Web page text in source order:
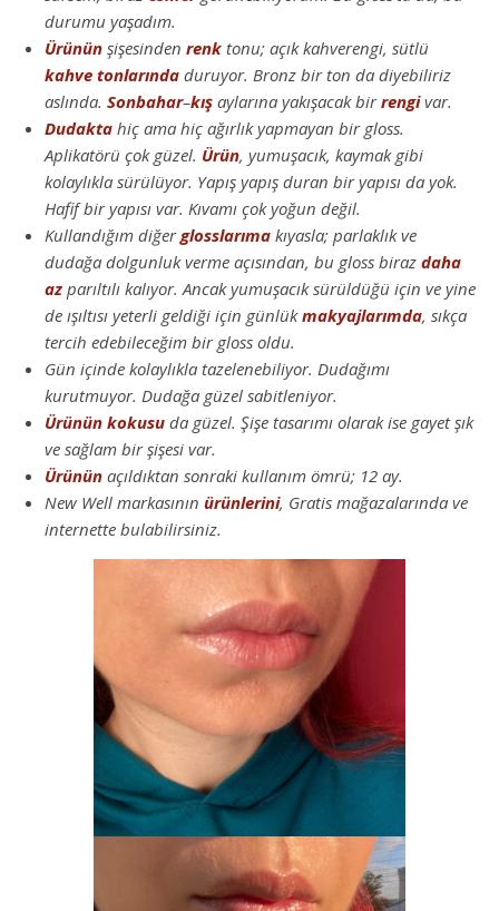
durumu yaşadım.
Ürünün şişesinden renk tonu; açık kahverengi, sütlü
kahve tonlarında duruyor. Bronz bir ton da diyebiliriz
aslında. Sonbahar–kış aylarına yakışacak birrengivar.
Dudakta hiç ama hiç ağırlık yapmayan bir gloss.
Aplikatörü çok güzel. Ürün, yumuşacık, kaymak gibi
kolaylıkla sürülüyor. Yapış yapış duran bir yapısı da yok.
Hafif bir yapısı var. Kıvamı çok yoğun değil.
Kullandığım diğerglosslarıma kıyasla; parlaklık ve
dudağa dolgunluk verme açısından, bu gloss biraz daha
az parıltılı kalıyor. Ancak yumuşacık sürüldüğü için ve yine
de ışıltısı yeterli geldiği için günlükmakyajlarımda, sıkça
tercih edebileceğim bir gloss oldu.
Gün içinde kolaylıkla tazelenebiliyor. Dudağımı
kurutmuyor. Dudağa güzel sabitleniyor.
Ürünün kokusu da güzel. Şişe tasarımı olarak ise gayet şık
ve sağlam bir şişesi var.
Ürünün açıldıktan sonraki kullanım ömrü; 12 ay.
New Well markasının ürünlerini, Gratis mağazalarında ve
internette bulabilirsiniz.